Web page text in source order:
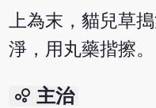
上為末，貓兒草
淨，用丸藥揩擦。
bubble_chart 主治